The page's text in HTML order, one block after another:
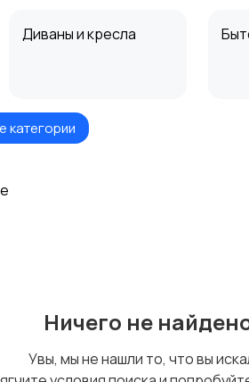
Диваны и кресла
Растения и семена
категории
Ничего не
Увы, мы не нашли то, что вы